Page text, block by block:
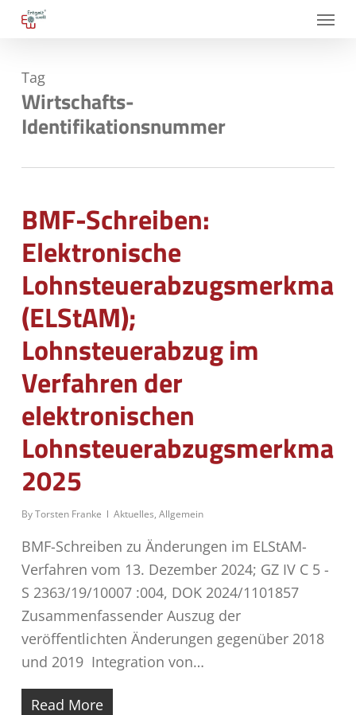
Skip
content
Menu
Tag
Wirtschafts-
Identifikationsnummer
BMF-Schreiben:
Elektronische
Lohnsteuerabzugsmerkmale
(ELStAM);
Lohnsteuerabzug im
Verfahren der
elektronischen
Lohnsteuerabzugsmerkmale
2025
ByTorsten Franke Aktuelles, Allgemein
BMF-Schreiben zu Änderungen im ELStAM-
Verfahren vom 13. Dezember 2024; GZ IV C 5 -
S 2363/19/10007 :004, DOK 2024/1101857
Zusammenfassender Auszug der
veröffentlichten Änderungen gegenüber 2018
und 2019 Integration von…
Read More